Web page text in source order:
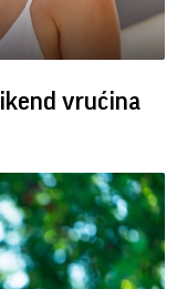
vrućina